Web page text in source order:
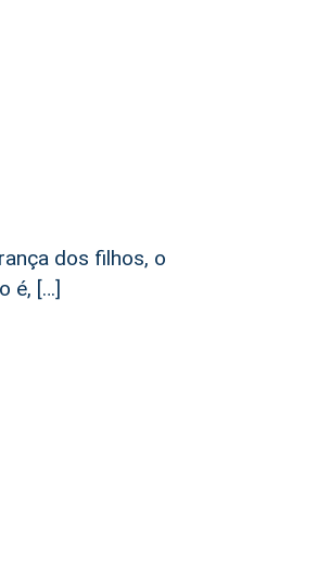
dos filhos, o
é, […]